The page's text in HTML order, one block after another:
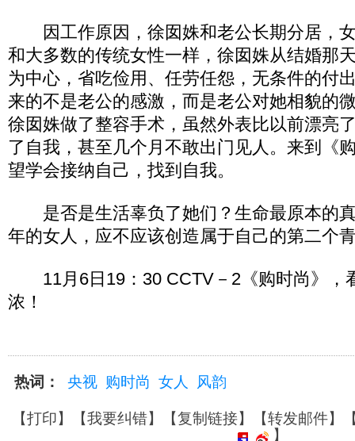
因工作原因，徐囡姝和老公长期分居，
和大多数的传统女性一样，徐囡姝从结婚那
为中心，省吃俭用、任劳任怨，无条件的
来的不是老公的感激，而是老公对她相貌的
徐囡姝做了整容手术，虽然外表比以前漂亮
了自我，甚至几个月不敢出门见人。来到《
望学会接纳自己，找到自我。
是否是生活辜负了她们？生命最原本的
年的女人，应不应该创造属于自己的第二个
11月6日19：30 CCTV－2《购时尚》，
浓！
热词： 央视 购时尚 女人 风韵
【打印】【我要纠错】【复制链接】【转发邮件】
】